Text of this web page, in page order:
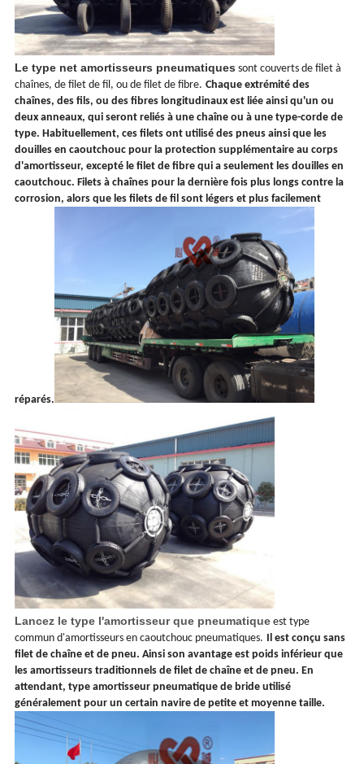
Le type net amortisseurs pneumatiques sont couverts de filet à
chaînes, de filet de fil, ou de filet de fibre. Chaque extrémité des
chaînes, des fils, ou des fibres longitudinaux est liée ainsi qu'un ou
deux anneaux, qui seront reliés à une chaîne ou à une type-corde de
type. Habituellement, ces filets ont utilisé des pneus ainsi que les
douilles en caoutchouc pour la protection supplémentaire au corps
d'amortisseur, excepté le filet de fibre qui a seulement les douilles en
caoutchouc. Filets à chaînes pour la dernière fois plus longs contre la
corrosion, alors que les filets de fil sont légers et plus facilement
réparés.
Lancez le type l'amortisseur que pneumatiqueest type
commun d'amortisseurs en caoutchouc pneumatiques. Il est conçu sans
filet de chaîne et de pneu. Ainsi son avantage est poids inférieur que
les amortisseurs traditionnels de filet de chaîne et de pneu. En
attendant, type amortisseur pneumatique de bride utilisé
généralement pour un certain navire de petite et moyenne taille.